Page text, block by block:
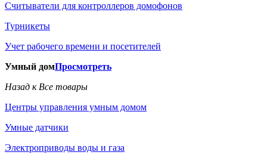
Считыватели для контроллеров домофонов
Турникеты
Учет рабочего времени и посетителей
Умный домПросмотреть
Назад к Все товары
Центры управления умным домом
Умные датчики
Электроприводы воды и газа